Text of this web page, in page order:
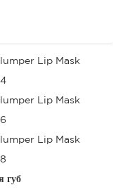
губ